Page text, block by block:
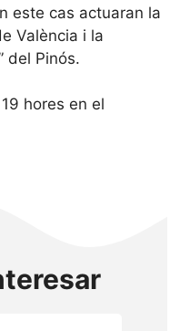
este cas actuaran la
València i la
del Pinós.
hores en el